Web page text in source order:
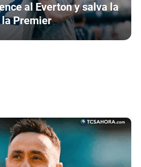
al Everton y salva la
Premier